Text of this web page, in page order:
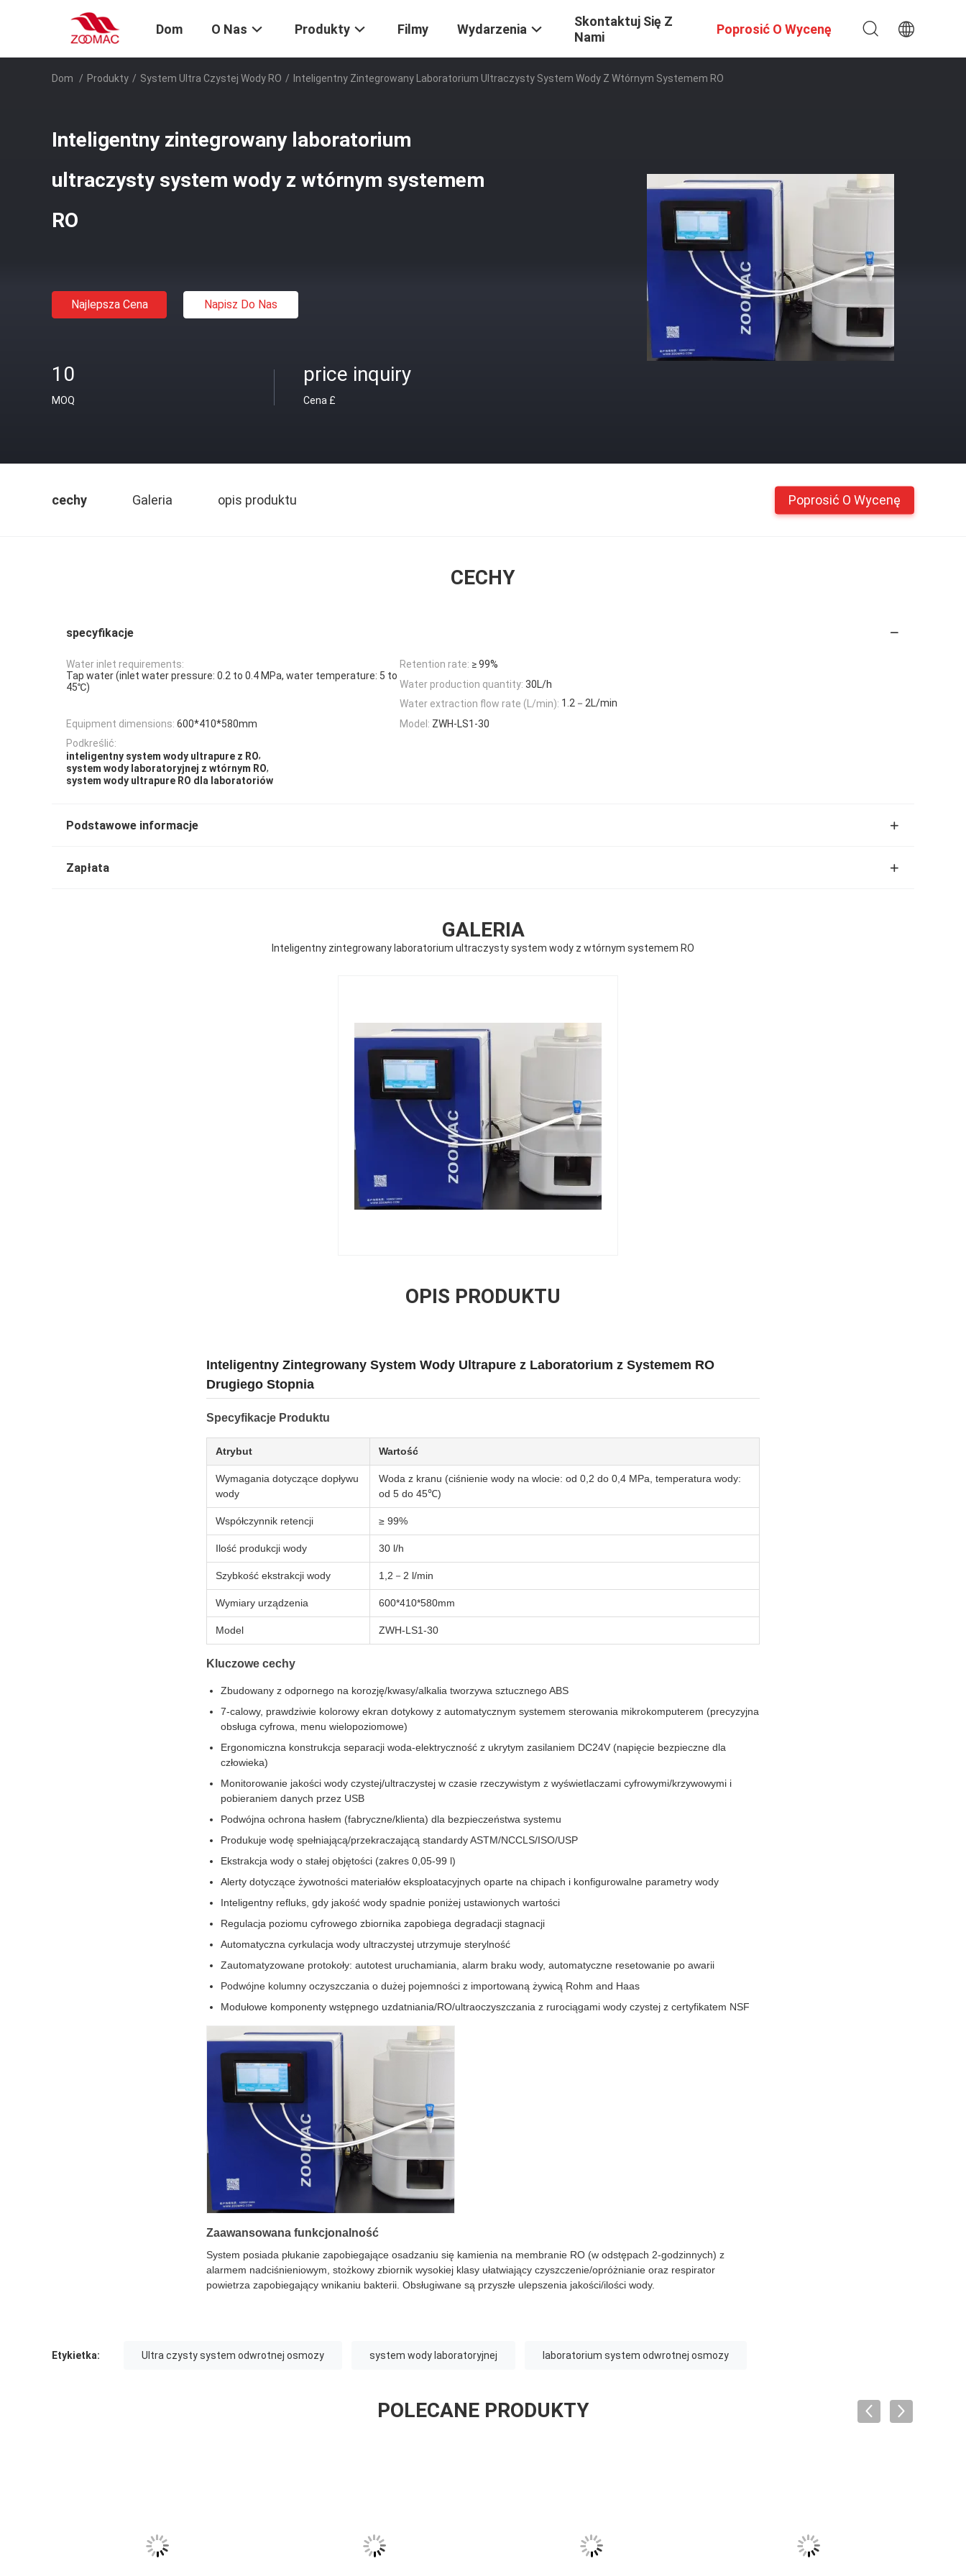
Dom O Nas Produkty Filmy Wydarzenia
Skontaktuj Się Z
Nami
Poprosić O Wycenę
Dom / Produkty / System Ultra Czystej Wody RO / Inteligentny Zintegrowany Laboratorium Ultraczysty System Wody Z Wtórnym Systemem RO
Inteligentny zintegrowany laboratorium
ultraczysty system wody z wtórnym systemem
RO
Najlepsza Cena Napisz Do Nas
10
MOQ
price inquiry
Cena £
cechy Galeria opis produktu Poprosić O Wycenę
CECHY
specyfikacje
Water inlet requirements:
Tap water (inlet water pressure: 0.2 to 0.4 MPa, water temperature: 5 to
45℃)
Retention rate: ≥ 99%
Water production quantity: 30L/h
Water extraction flow rate (L/min): 1.2－2L/min
Equipment dimensions: 600*410*580mm Model: ZWH-LS1-30
Podkreślić:
inteligentny system wody ultrapure z RO,
system wody laboratoryjnej z wtórnym RO,
system wody ultrapure RO dla laboratoriów
Podstawowe informacje
Zapłata
GALERIA
Inteligentny zintegrowany laboratorium ultraczysty system wody z wtórnym systemem RO
OPIS PRODUKTU
Inteligentny Zintegrowany System Wody Ultrapure z Laboratorium z Systemem RO
Drugiego Stopnia
Specyfikacje Produktu
Atrybut Wartość
Wymagania dotyczące dopływu
wody
Woda z kranu (ciśnienie wody na wlocie: od 0,2 do 0,4 MPa, temperatura wody:
od 5 do 45℃)
Współczynnik retencji ≥ 99%
Ilość produkcji wody 30 l/h
Szybkość ekstrakcji wody 1,2－2 l/min
Wymiary urządzenia 600*410*580mm
Model ZWH-LS1-30
Kluczowe cechy
Zbudowany z odpornego na korozję/kwasy/alkalia tworzywa sztucznego ABS
7-calowy, prawdziwie kolorowy ekran dotykowy z automatycznym systemem sterowania mikrokomputerem (precyzyjna
obsługa cyfrowa, menu wielopoziomowe)
Ergonomiczna konstrukcja separacji woda-elektryczność z ukrytym zasilaniem DC24V (napięcie bezpieczne dla
człowieka)
Monitorowanie jakości wody czystej/ultraczystej w czasie rzeczywistym z wyświetlaczami cyfrowymi/krzywowymi i
pobieraniem danych przez USB
Podwójna ochrona hasłem (fabryczne/klienta) dla bezpieczeństwa systemu
Produkuje wodę spełniającą/przekraczającą standardy ASTM/NCCLS/ISO/USP
Ekstrakcja wody o stałej objętości (zakres 0,05-99 l)
Alerty dotyczące żywotności materiałów eksploatacyjnych oparte na chipach i konfigurowalne parametry wody
Inteligentny refluks, gdy jakość wody spadnie poniżej ustawionych wartości
Regulacja poziomu cyfrowego zbiornika zapobiega degradacji stagnacji
Automatyczna cyrkulacja wody ultraczystej utrzymuje sterylność
Zautomatyzowane protokoły: autotest uruchamiania, alarm braku wody, automatyczne resetowanie po awarii
Podwójne kolumny oczyszczania o dużej pojemności z importowaną żywicą Rohm and Haas
Modułowe komponenty wstępnego uzdatniania/RO/ultraoczyszczania z rurociągami wody czystej z certyfikatem NSF
Zaawansowana funkcjonalność
System posiada płukanie zapobiegające osadzaniu się kamienia na membranie RO (w odstępach 2-godzinnych) z
alarmem nadciśnieniowym, stożkowy zbiornik wysokiej klasy ułatwiający czyszczenie/opróżnianie oraz respirator
powietrza zapobiegający wnikaniu bakterii. Obsługiwane są przyszłe ulepszenia jakości/ilości wody.
Etykietka: Ultra czysty system odwrotnej osmozy system wody laboratoryjnej laboratorium system odwrotnej osmozy
POLECANE PRODUKTY